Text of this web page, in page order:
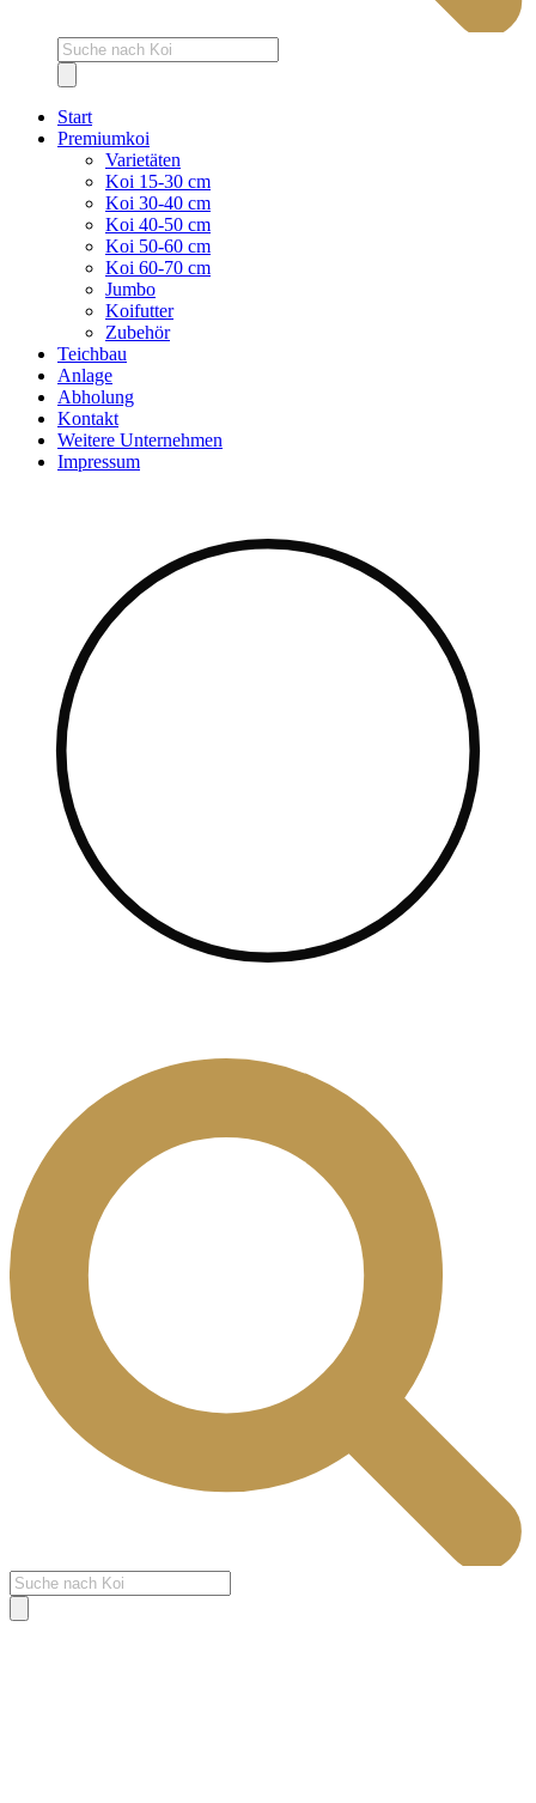
Products
search
Start
Premiumkoi
Varietäten
Koi 15-30 cm
Koi 30-40 cm
Koi 40-50 cm
Koi 50-60 cm
Koi 60-70 cm
Jumbo
Koifutter
Zubehör
Teichbau
Anlage
Abholung
Kontakt
Weitere Unternehmen
Impressum
Products
search